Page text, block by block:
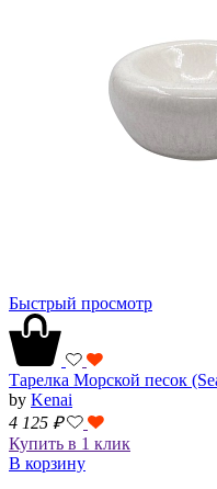
Быстрый просмотр
Тарелка Морской песок
by Kenai
4 125 ₽
Купить в 1 клик
В корзину